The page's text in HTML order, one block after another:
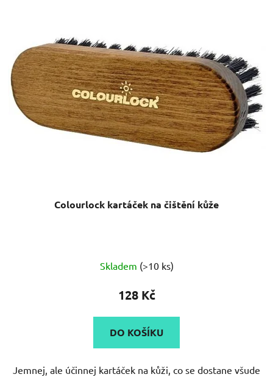
Colourlock kartáček na čištění kůže
hodnocení
produktu
3,3
z
hvězdiček.
Skladem (>10 ks)
128 Kč
DO KOŠÍKU
Jemnej, ale účinnej kartáček na kůži, co se dostane všude